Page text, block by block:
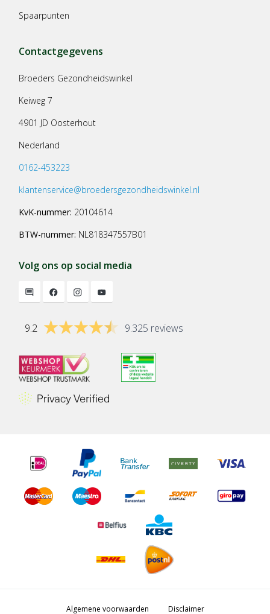
Spaarpunten
Contactgegevens
Broeders Gezondheidswinkel
Keiweg 7
4901 JD Oosterhout
Nederland
0162-453223
klantenservice@broedersgezondheidswinkel.nl
KvK-nummer: 20104614
BTW-nummer: NL818347557B01
Volg ons op social media
9.2 9.325 reviews
Algemene voorwaarden Disclaimer